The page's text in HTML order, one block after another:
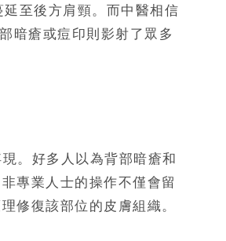
至後方肩頸。而中醫相信
暗瘡或痘印則影射了眾多
。好多人以為背部暗瘡和
專業人士的操作不僅會留
修復該部位的皮膚組織。